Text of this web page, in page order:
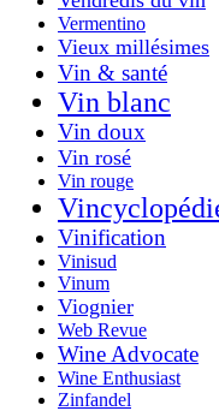
Vermentino
Vieux millésimes
Vin & santé
Vin blanc
Vin doux
Vin rosé
Vin rouge
Vinification
Vinisud
Vinum
Viognier
Web Revue
Wine Advocate
Wine Enthusiast
Zinfandel